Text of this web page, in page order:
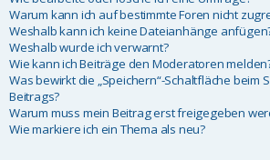
Warum kann ich auf bestimmte Foren nicht
Weshalb kann ich keine Dateianhänge
Weshalb wurde ich verwarnt?
Wie kann ich Beiträge den Moderatoren
Was bewirkt die „Speichern“-Schaltfläche beim
Beitrags?
Warum muss mein Beitrag erst freigegeben
Wie markiere ich ein Thema als neu?